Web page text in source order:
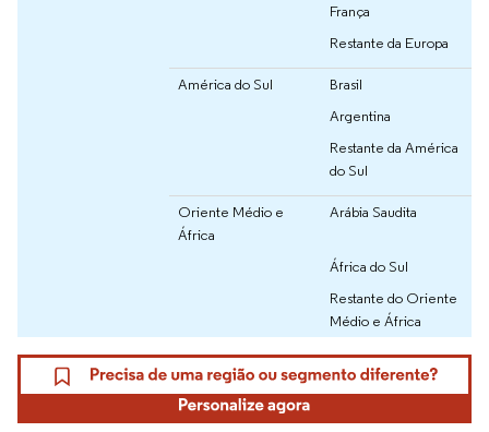
França
Restante da Europa
América do Sul
Brasil
Argentina
Restante da América
do Sul
Oriente Médio e
África
Arábia Saudita
África do Sul
Restante do Oriente
Médio e África